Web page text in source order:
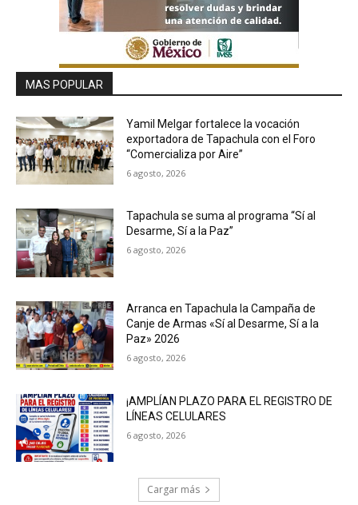
MAS POPULAR
Yamil Melgar fortalece la vocación
exportadora de Tapachula con el Foro
“Comercializa por Aire”
6 agosto, 2026
Tapachula se suma al programa “Sí al
Desarme, Sí a la Paz”
6 agosto, 2026
Arranca en Tapachula la Campaña de
Canje de Armas «Sí al Desarme, Sí a la
Paz» 2026
6 agosto, 2026
¡AMPLÍAN PLAZO PARA EL REGISTRO DE
LÍNEAS CELULARES
6 agosto, 2026
Cargar más